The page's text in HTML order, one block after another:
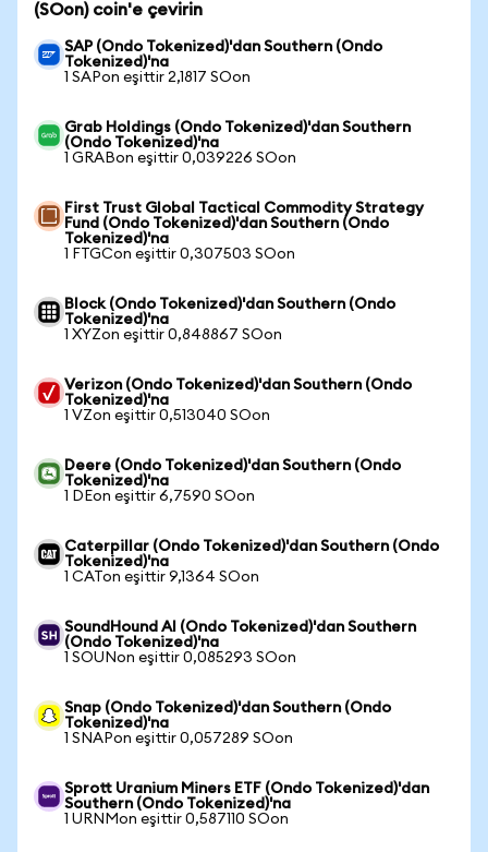
(SOon) coin'e çevirin
SAP (Ondo Tokenized)'dan Southern (Ondo
Tokenized)'na
1 SAPon eşittir 2,1817 SOon
Grab Holdings (Ondo Tokenized)'dan Southern
(Ondo Tokenized)'na
1 GRABon eşittir 0,039226 SOon
First Trust Global Tactical Commodity Strategy
Fund (Ondo Tokenized)'dan Southern (Ondo
Tokenized)'na
1 FTGCon eşittir 0,307503 SOon
Block (Ondo Tokenized)'dan Southern (Ondo
Tokenized)'na
1 XYZon eşittir 0,848867 SOon
Verizon (Ondo Tokenized)'dan Southern (Ondo
Tokenized)'na
1 VZon eşittir 0,513040 SOon
Deere (Ondo Tokenized)'dan Southern (Ondo
Tokenized)'na
1 DEon eşittir 6,7590 SOon
Caterpillar (Ondo Tokenized)'dan Southern (Ondo
Tokenized)'na
1 CATon eşittir 9,1364 SOon
SoundHound AI (Ondo Tokenized)'dan Southern
(Ondo Tokenized)'na
1 SOUNon eşittir 0,085293 SOon
Snap (Ondo Tokenized)'dan Southern (Ondo
Tokenized)'na
1 SNAPon eşittir 0,057289 SOon
Sprott Uranium Miners ETF (Ondo Tokenized)'dan
Southern (Ondo Tokenized)'na
1 URNMon eşittir 0,587110 SOon